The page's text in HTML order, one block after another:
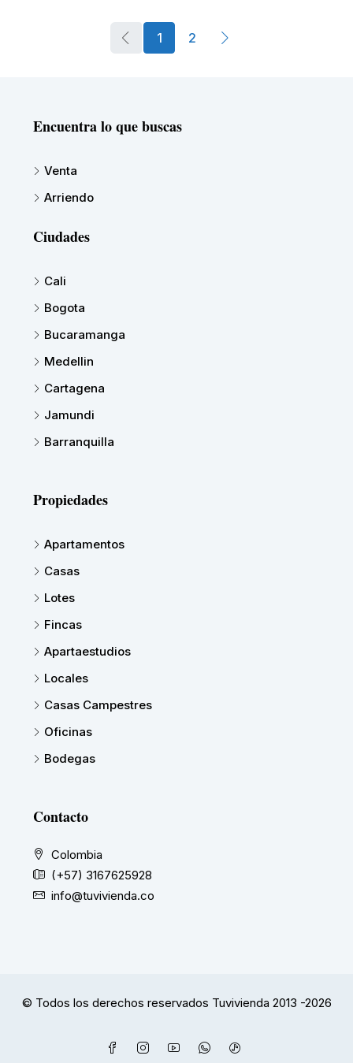
1 2
Encuentra lo que buscas
Venta
Arriendo
Ciudades
Cali
Bogota
Bucaramanga
Medellin
Cartagena
Jamundi
Barranquilla
Propiedades
Apartamentos
Casas
Lotes
Fincas
Apartaestudios
Locales
Casas Campestres
Oficinas
Bodegas
Contacto
Colombia
(+57) 3167625928
info@tuvivienda.co
© Todos los derechos reservados Tuvivienda 2013 -2026